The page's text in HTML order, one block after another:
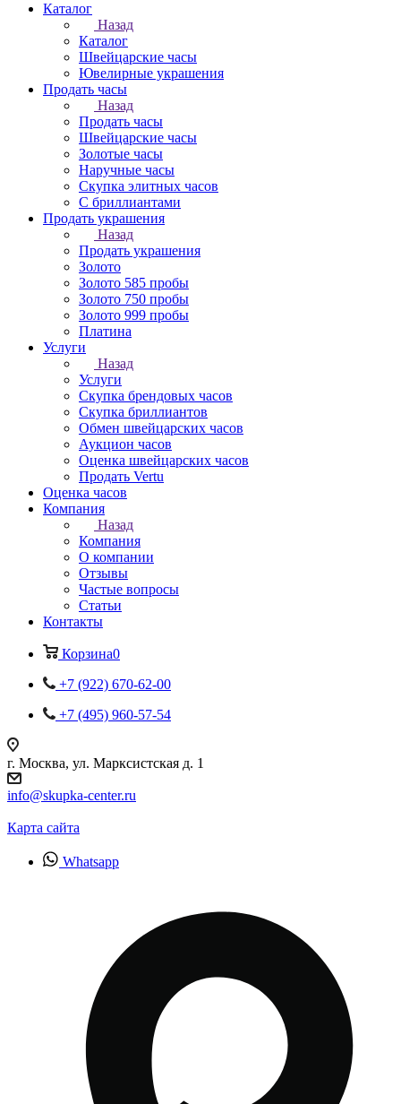
Каталог
Назад
Каталог
Швейцарские часы
Ювелирные украшения
Продать часы
Назад
Продать часы
Швейцарские часы
Золотые часы
Наручные часы
Скупка элитных часов
С бриллиантами
Продать украшения
Назад
Продать украшения
Золото
Золото 585 пробы
Золото 750 пробы
Золото 999 пробы
Платина
Услуги
Назад
Услуги
Скупка брендовых часов
Скупка бриллиантов
Обмен швейцарских часов
Аукцион часов
Оценка швейцарских часов
Продать Vertu
Оценка часов
Компания
Назад
Компания
О компании
Отзывы
Частые вопросы
Статьи
Контакты
Корзина0
+7 (922) 670-62-00
+7 (495) 960-57-54
г. Москва, ул. Марксистская д. 1
info@skupka-center.ru
Карта сайта
Whatsapp